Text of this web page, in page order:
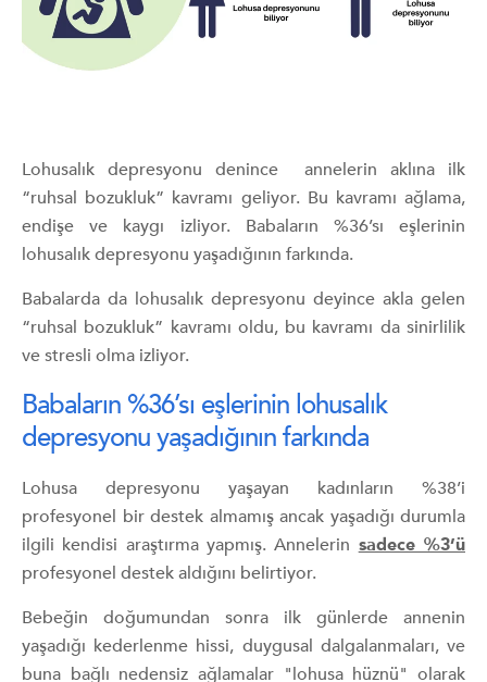
Lohusalık depresyonu denince annelerin aklına ilk
“ruhsal bozukluk” kavramı geliyor. Bu kavramı ağlama,
endişe ve kaygı izliyor. Babaların %36’sı eşlerinin
lohusalık depresyonu yaşadığının farkında.
Babalarda da lohusalık depresyonu deyince akla gelen
“ruhsal bozukluk” kavramı oldu, bu kavramı da sinirlilik
ve stresli olma izliyor.
Babaların %36’sı eşlerinin lohusalık
depresyonu yaşadığının farkında
Lohusa depresyonu yaşayan kadınların %38’i
profesyonel bir destek almamış ancak yaşadığı durumla
ilgili kendisi araştırma yapmış. Annelerin sadece %3’ü
profesyonel destek aldığını belirtiyor.
Bebeğin doğumundan sonra ilk günlerde annenin
yaşadığı kederlenme hissi, duygusal dalgalanmaları, ve
buna bağlı nedensiz ağlamalar "lohusa hüznü" olarak